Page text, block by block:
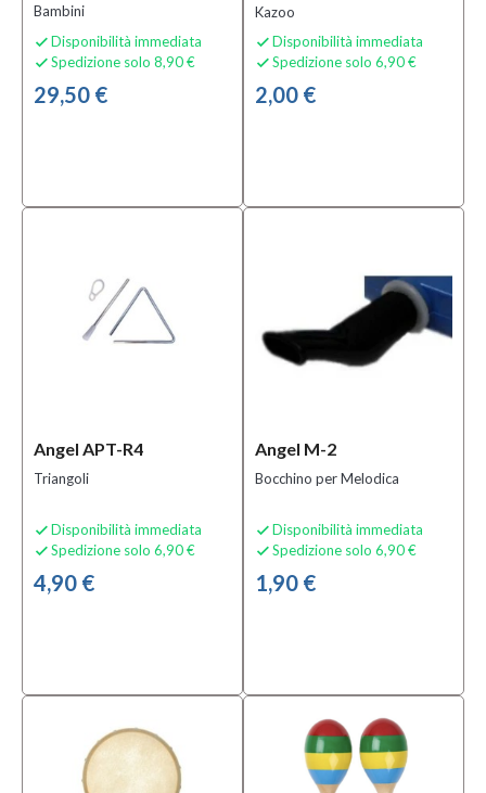
Bambini
 Disponibilità immediata
 Spedizione solo 8,90 €
29,50 €
Kazoo
 Disponibilità immediata
 Spedizione solo 6,90 €
2,00 €
Angel APT-R4
Triangoli
 Disponibilità immediata
 Spedizione solo 6,90 €
4,90 €
Angel M-2
Bocchino per Melodica
 Disponibilità immediata
 Spedizione solo 6,90 €
1,90 €